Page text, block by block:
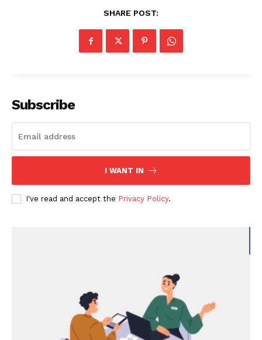
SHARE POST:
Subscribe
I WANT IN
I've read and accept the Privacy Policy.